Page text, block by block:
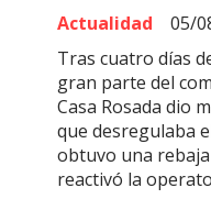
Actualidad
05/
Tras cuatro días
gran parte del
Casa Rosada dio
que desregulaba
obtuvo una
reactivó la